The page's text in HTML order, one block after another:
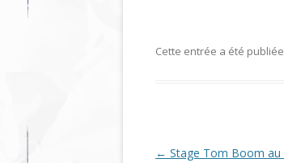
Cette entrée a été
Navigation
← Stage Tom Boom au